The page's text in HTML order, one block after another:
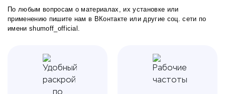
По любым вопросам о материалах, их установке или
применению пишите нам в ВКонтакте или другие соц. сети по
имени shumoff_official.